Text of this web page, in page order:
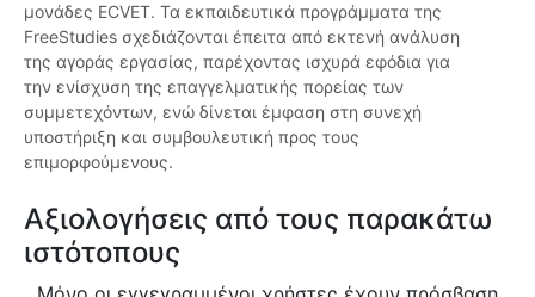
μονάδες ECVET. Τα εκπαιδευτικά προγράμματα της
FreeStudies σχεδιάζονται έπειτα από εκτενή ανάλυση
της αγοράς εργασίας, παρέχοντας ισχυρά εφόδια για
την ενίσχυση της επαγγελματικής πορείας των
συμμετεχόντων, ενώ δίνεται έμφαση στη συνεχή
υποστήριξη και συμβουλευτική προς τους
επιμορφούμενους.
Αξιολογήσεις από τους παρακάτω
ιστότοπους